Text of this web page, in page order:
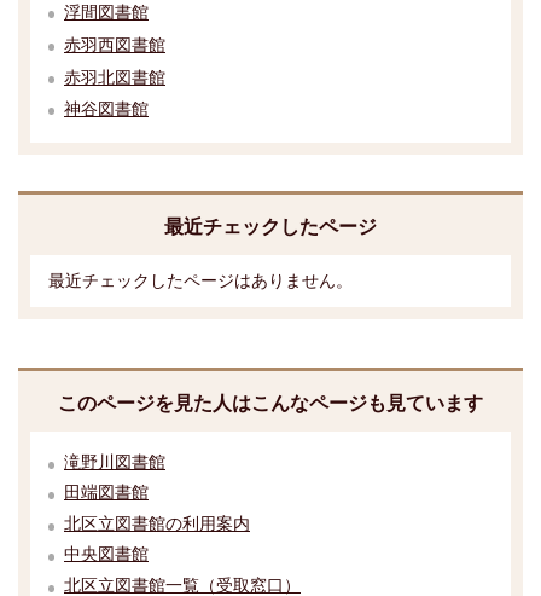
浮間図書館
赤羽西図書館
赤羽北図書館
神谷図書館
最近チェックしたページ
最近チェックしたページはありません。
このページを見た人はこんなページも見ています
滝野川図書館
田端図書館
北区立図書館の利用案内
中央図書館
北区立図書館一覧（受取窓口）